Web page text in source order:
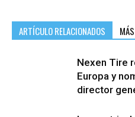
ARTÍCULO RELACIONADOS
Nexen Tire
Europa y
director